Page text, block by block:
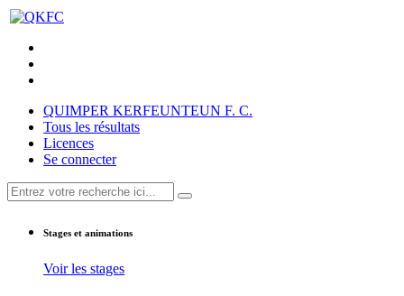
QUIMPER KERFEUNTEUN F. C.
Tous les résultats
Licences
Se connecter
Stages et animations
Voir les stages